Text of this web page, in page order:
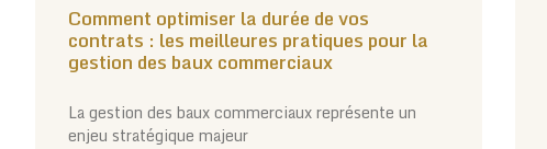
Comment optimiser la durée de vos
contrats : les meilleures pratiques pour la
gestion des baux commerciaux
La gestion des baux commerciaux représente un
enjeu stratégique majeur